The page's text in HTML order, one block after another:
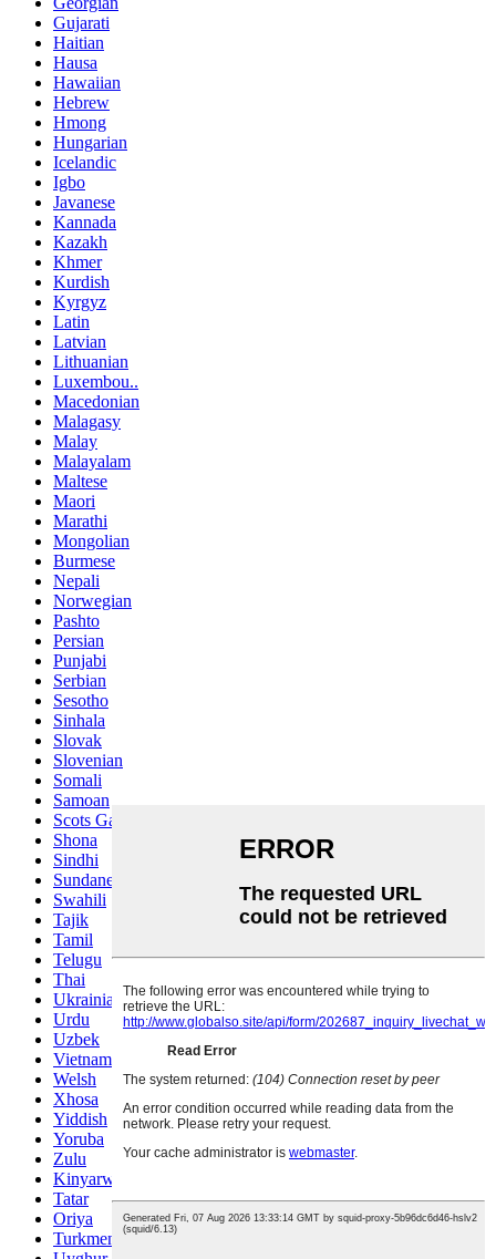
Gujarati
Haitian
Hausa
Hawaiian
Hebrew
Hmong
Hungarian
Icelandic
Igbo
Javanese
Kannada
Kazakh
Khmer
Kurdish
Kyrgyz
Latin
Latvian
Lithuanian
Luxembou..
Macedonian
Malagasy
Malay
Malayalam
Maltese
Maori
Marathi
Mongolian
Burmese
Nepali
Norwegian
Pashto
Persian
Punjabi
Serbian
Sesotho
Sinhala
Slovak
Slovenian
Somali
Samoan
Scots Gaelic
Shona
Sindhi
Sundanese
Swahili
Tajik
Tamil
Telugu
Thai
Ukrainian
Urdu
Uzbek
Vietnamese
Welsh
Xhosa
Yiddish
Yoruba
Zulu
Kinyarwanda
Tatar
Oriya
Turkmen